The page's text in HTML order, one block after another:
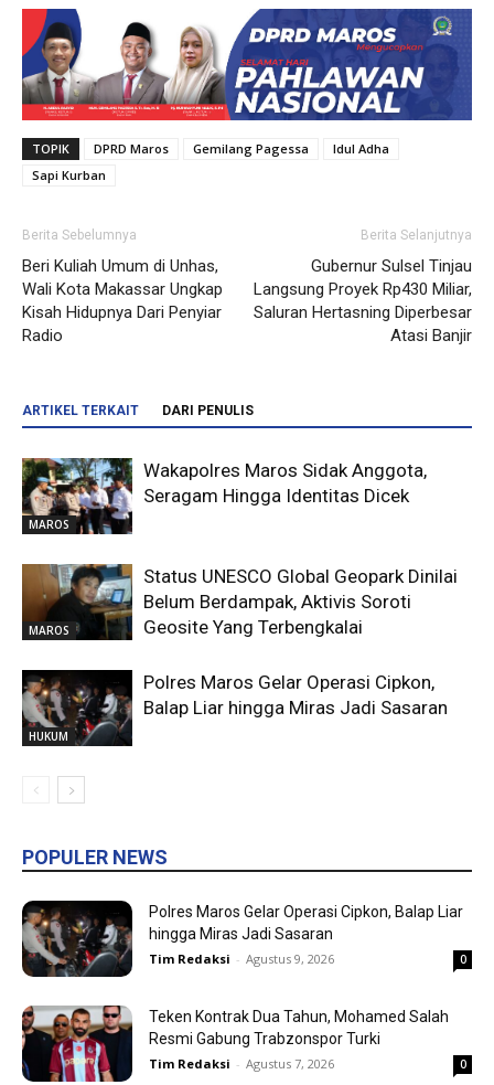
TOPIK DPRD Maros Gemilang Pagessa
Idul Adha
Sapi Kurban
Berita Sebelumnya
Beri Kuliah Umum di Unhas,
Wali Kota Makassar Ungkap
Kisah Hidupnya Dari Penyiar
Radio
Berita Selanjutnya
Gubernur Sulsel Tinjau
Langsung Proyek Rp430 Miliar,
Saluran Hertasning Diperbesar
Atasi Banjir
ARTIKEL TERKAIT DARI PENULIS
MAROS
Wakapolres Maros Sidak Anggota,
Seragam Hingga Identitas Dicek
MAROS
Status UNESCO Global Geopark Dinilai
Belum Berdampak, Aktivis Soroti
Geosite Yang Terbengkalai
HUKUM
Polres Maros Gelar Operasi Cipkon,
Balap Liar hingga Miras Jadi Sasaran
POPULER NEWS
Polres Maros Gelar Operasi Cipkon, Balap Liar
hingga Miras Jadi Sasaran
Tim Redaksi - Agustus 9, 2026 0
Teken Kontrak Dua Tahun, Mohamed Salah
Resmi Gabung Trabzonspor Turki
Tim Redaksi - Agustus 7, 2026 0